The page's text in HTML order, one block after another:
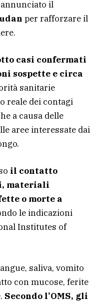
il
per rafforzare il
casi confermati
sospette e circa
sanitarie
reale dei contagi
a causa delle
aree interessate dai
il contatto
materiali
o morte a
le indicazioni
Institutes of
saliva, vomito
con mucose, ferite
Secondo l’OMS, gli